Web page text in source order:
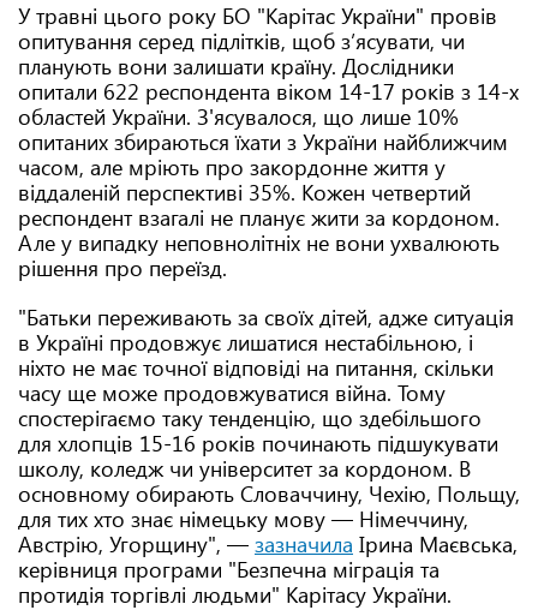
У травні цього року БО "Карітас України" провів
опитування серед підлітків, щоб з’ясувати, чи
планують вони залишати країну. Дослідники
опитали 622 респондента віком 14-17 років з 14-х
областей України. З'ясувалося, що лише 10%
опитаних збираються їхати з України найближчим
часом, але мріють про закордонне життя у
віддаленій перспективі 35%. Кожен четвертий
респондент взагалі не планує жити за кордоном.
Але у випадку неповнолітніх не вони ухвалюють
рішення про переїзд.
"Батьки переживають за своїх дітей, адже ситуація
в Україні продовжує лишатися нестабільною, і
ніхто не має точної відповіді на питання, скільки
часу ще може продовжуватися війна. Тому
спостерігаємо таку тенденцію, що здебільшого
для хлопців 15-16 років починають підшукувати
школу, коледж чи університет за кордоном. В
основному обирають Словаччину, Чехію, Польщу,
для тих хто знає німецьку мову — Німеччину,
Австрію, Угорщину", — зазначила Ірина Маєвська,
керівниця програми "Безпечна міграція та
протидія торгівлі людьми" Карітасу України.